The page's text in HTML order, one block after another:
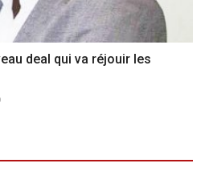
deal qui va réjouir les